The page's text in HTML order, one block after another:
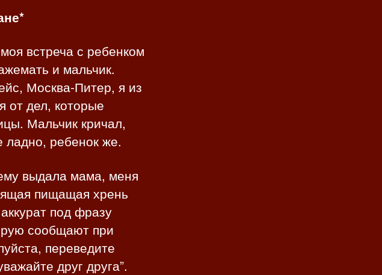
встреча с ребенком
и мальчик.
Москва-Питер, я из
от дел, которые
Мальчик кричал,
ладно, ребенок же.
выдала мама, меня
пищащая хрень
под фразу
сообщают при
переведите
друг друга”.